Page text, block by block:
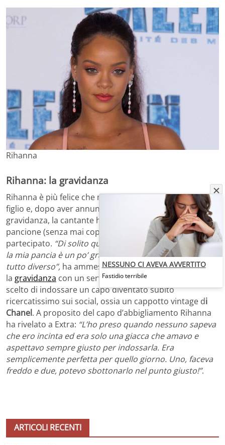
Rihanna
Rihanna: la gravidanza
Rihanna è più felice che mai dell’arrivo del suo primo
figlio e, dopo aver annunciato pubblicamente la
gravidanza, la cantante ha deciso di sfoggiare il
pancione (senza mai coprirlo) a tutti gli eventi a cui ha
partecipato. “Di solito quando sono sul tappeto rosso e
la mia pancia è un po’ grande è un problema, ma ora è
tutto diverso”, ha ammesso entusiasta. Nell’annunciare
la gravidanza con un servizio fotografico, Rihanna ha
scelto di indossare un capo diventato subito
ricercatissimo sui social, ossia un cappotto vintage di
Chanel. A proposito del capo d’abbigliamento Rihanna
ha rivelato a Extra: “L’ho preso quando nessuno sapeva
che ero incinta ed era solo una giacca che amavo e
aspettavo sempre giusto per indossarla. Era
semplicemente perfetta per quello giorno. Uno, faceva
freddo e due, potevo sbottonarlo nel punto giusto!”.
ARTICOLI RECENTI
NESSUNO CI AVEVA AVVERTITO
Fastidio terribile